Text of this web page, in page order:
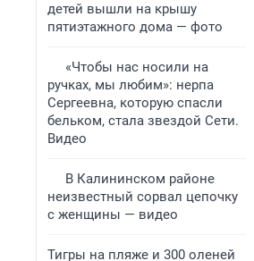
детей вышли на крышу
пятиэтажного дома — фото
«Чтобы нас носили на
ручках, мы любим»: нерпа
Сергеевна, которую спасли
бельком, стала звездой Сети.
Видео
В Калининском районе
неизвестный сорвал цепочку
с женщины — видео
Тигры на пляже и 300 оленей